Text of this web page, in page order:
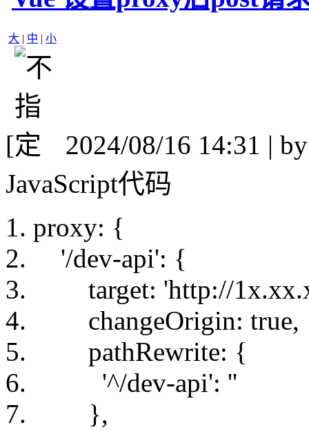
大 | 中 | 小
[
2024/08/16 14:31 |
JavaScript代码
proxy: {
'/dev-api': {
target: 'http://
changeOrigin: true
pathRewrite: {
'^/dev-api': ''
},